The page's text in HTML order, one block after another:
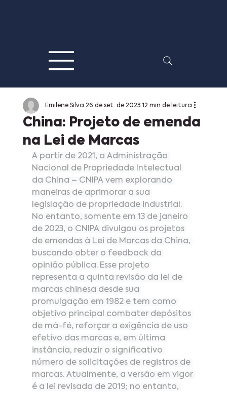
China: Projeto de emenda
na Lei de Marcas
Emilene Silva 26 de set. de 2023 12 min de leitura
A partir de 2021, a Administração
Nacional de Propriedade Intelectual
da China – CNIPA vem explorando
maneiras de aprimorar a sua
legislação de propriedade industrial.
No entanto, somente em 13 de janeiro
de 2023, o CNIPA divulgou os projetos
de emendas à Lei de Marcas da China,
buscando obter o feedback da
opinião pública. Esse projeto
representa a quinta revisão da lei de
marcas chinesa desde sua
promulgação em 1982 e tem como
objetivo principal combater depósitos
de má-fé, reforçar a exigência de uso
efetivo das marcas e, em última
instância, reduzir o significativo
número de solicitações de registros de
marcas. Atualmente, a versão em vigor
é a lei revisada de 2019; no entanto,